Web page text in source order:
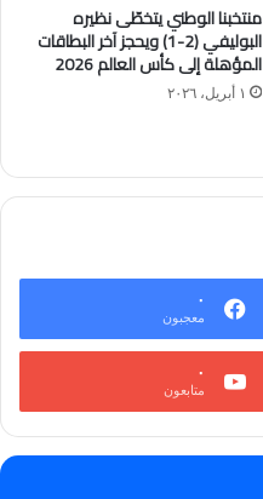
منتخبنا الوطني يتخطّى نظيره
البوليفي (2-1) ويحجز آخر البطاقات
المؤهلة إلى كأس العالم 2026
١ أبريل، ٢٠٢٦
٠
معجبون
٠
متابعون